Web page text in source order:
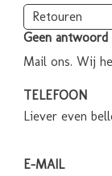
Retouren
Geen antwoord
Mail ons. Wij
TELEFOON
Liever even
E-MAIL